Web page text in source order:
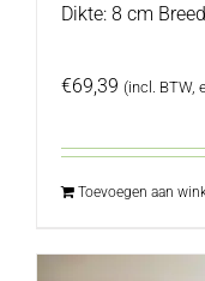
Dikte: 8 cm
€69,39 (incl. BTW,
Toevoegen aan